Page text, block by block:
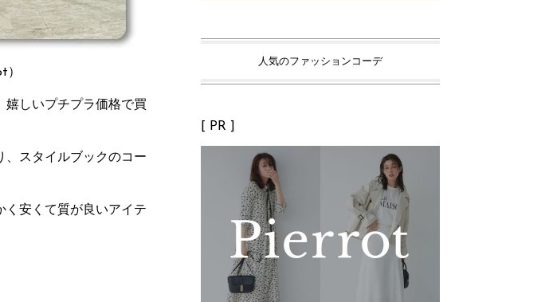
嬉しいプチプラ価格で買
、スタイルブックのコー
く安くて質が良いアイテ
人気のファッションコーデ
[ PR ]